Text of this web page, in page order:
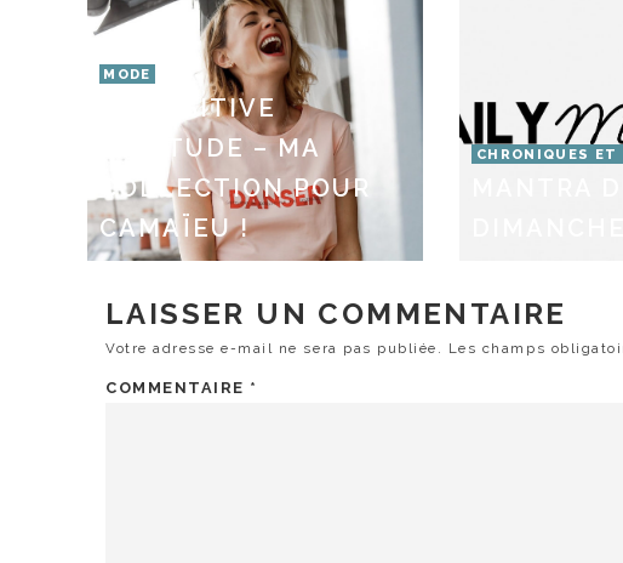
MODE
LA POSITIVE
ATTITUDE – MA
COLLECTION POUR
CAMAÏEU !
CHRONIQUES ET
LAISSER UN COMMENTAIRE
Votre adresse e-mail ne sera pas publiée. Les champs
COMMENTAIRE *